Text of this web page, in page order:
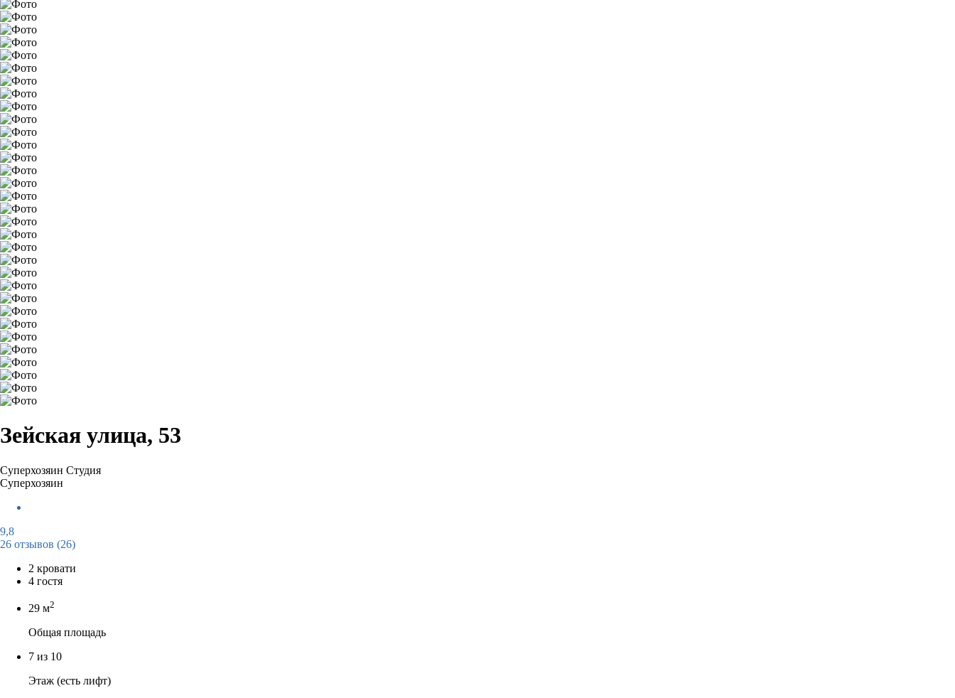
Зейская улица, 53
Суперхозяин Студия
Суперхозяин
9,8
26 отзывов (26)
2 кровати
4 гостя
29 м2
Общая площадь
7 из 10
Этаж (есть лифт)